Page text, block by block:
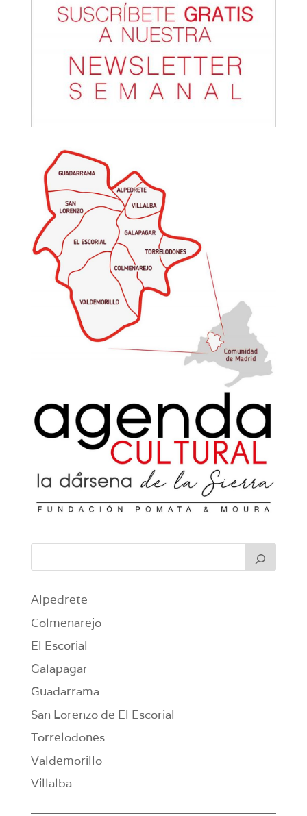
Alpedrete
Colmenarejo
El Escorial
Galapagar
Guadarrama
San Lorenzo de El Escorial
Torrelodones
Valdemorillo
Villalba